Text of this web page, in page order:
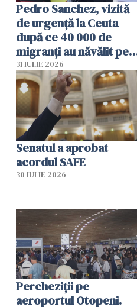
Pedro Sanchez, vizită
de urgență la Ceuta
după ce 40 000 de
migranți au năvălit pe
teritoriul spaniol: „Vom
mobiliza toate
resursele"
31 IULIE 2026
Senatul a aprobat
acordul SAFE
30 IULIE 2026
Percheziții pe
aeroportul Otopeni.